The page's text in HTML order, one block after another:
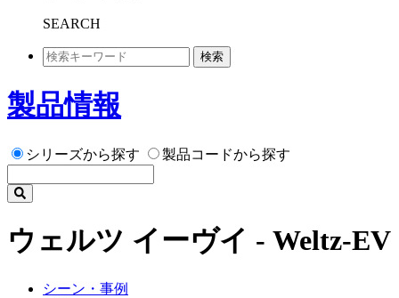
SEARCH
検索
製品情報
シリーズから探す 製品コードから探す
ウェルツ イーヴイ - Weltz-EV
シーン・事例